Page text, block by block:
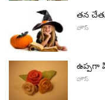
తన
హౌస్
ఉప్పగా
హౌస్